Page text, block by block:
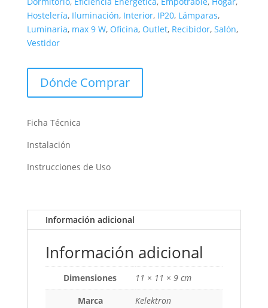
Hostelería, Iluminación, Interior, IP20, Lámparas,
Luminaria, max 9 W, Oficina, Outlet, Recibidor, Salón,
Vestidor
Dónde Comprar
Ficha Técnica
Instalación
Instrucciones de Uso
Información adicional
Información adicional
Dimensiones
11 × 11 × 9 cm
Marca
Kelektron